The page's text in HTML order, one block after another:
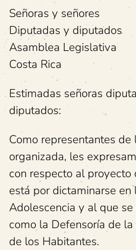
Señoras y señores
Diputadas y diputados
Asamblea Legislativa
Costa Rica
Estimadas señoras
diputados:
Como representantes
organizada, les
con respecto al
está por dictaminarse
Adolescencia y al que
como la Defensoría de
de los Habitantes.